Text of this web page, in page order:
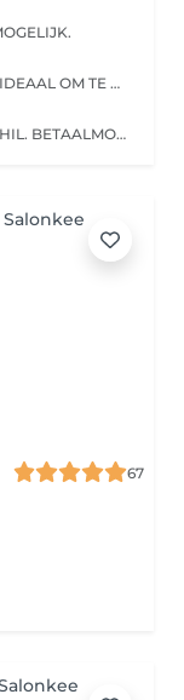
KORTE EN EFFICIËNTE BEHANDELINGEN, IDEAAL OM TE STARTEN OF TE ONDERHOUDEN. BETAALMOGELIJKHEDEN IN TERMIJNEN MOGELIJK.
DIRECT BIJ DE EERSTE KEER ZIE JE VERSCHIL. BETAALMOGELIJKHEDEN IN TERMIJNEN MOGELIJK.
67